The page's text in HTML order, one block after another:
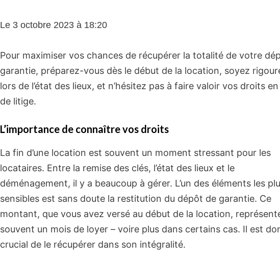
Le 3 octobre 2023 à 18:20
Pour maximiser vos chances de récupérer la totalité de votre
garantie, préparez-vous dès le début de la location, soyez
lors de l’état des lieux, et n’hésitez pas à faire valoir vos droits
de litige.
L’importance de connaître vos droits
La fin d’une location est souvent un moment stressant pour les
locataires. Entre la remise des clés, l’état des lieux et le
déménagement, il y a beaucoup à gérer. L’un des éléments les
sensibles est sans doute la restitution du dépôt de garantie. Ce
montant, que vous avez versé au début de la location,
souvent un mois de loyer – voire plus dans certains cas. Il est
crucial de le récupérer dans son intégralité.